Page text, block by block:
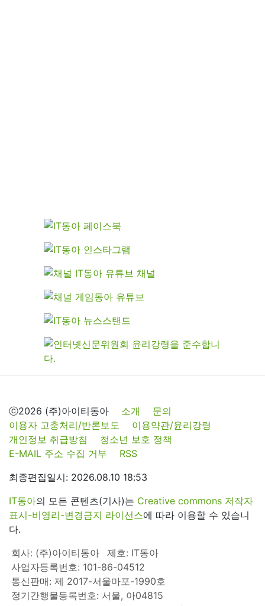
ⓒ2026 (주)아이티동아 소개
문의
이용자 고충처리/반론보도
이용약관/윤리강령
개인정보 취급방침
청소년 보호 정책
E-MAIL 주소 수집 거부
RSS
최종편집일시: 2026.08.10 18:53
IT동아의 모든 콘텐츠(기사)는 Creative commons 저작자
표시-비영리-변경금지 라이선스에 따라 이용할 수 있습니
다.
회사: (주)아이티동아
제호: IT동아
사업자등록번호: 101-86-04512
통신판매: 제 2017-서울마포-1990호
정기간행물등록번호: 서울, 아04815